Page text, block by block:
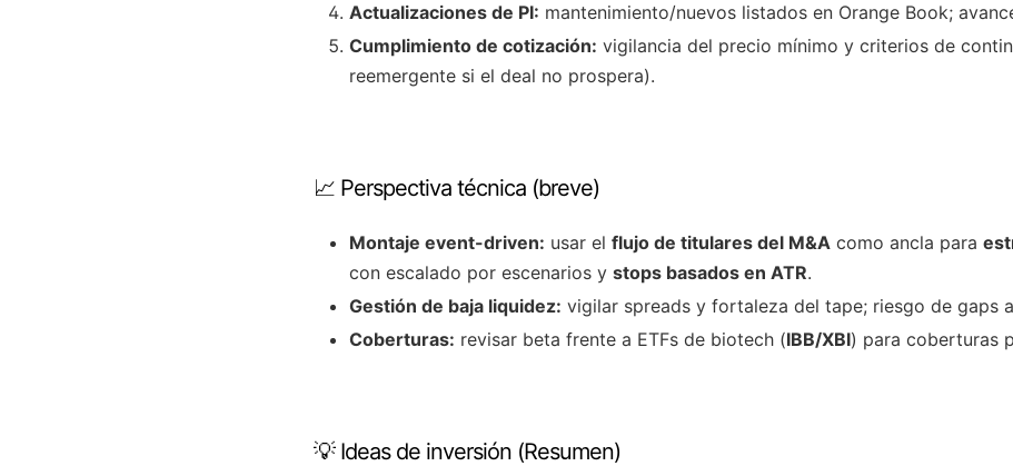
Actualizaciones de PI: mantenimiento/nuevos listados en Orange Book;
Cumplimiento de cotización: vigilancia del precio mínimo y criterios de
reemergente si el deal no prospera).
📈 Perspectiva técnica (breve)
Montaje event-driven: usar el flujo de titulares del M&A como ancla para
con escalado por escenarios y stops basados en ATR.
Gestión de baja liquidez: vigilar spreads y fortaleza del tape; riesgo de gaps
Coberturas: revisar beta frente a ETFs de biotech (IBB/XBI) para coberturas
💡 Ideas de inversión (Resumen)